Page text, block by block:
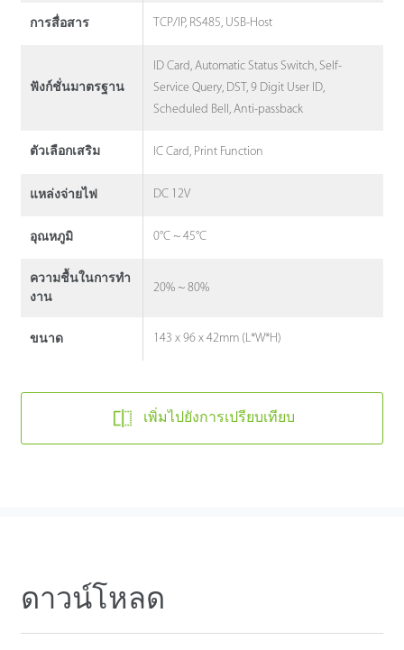
การสื่อสาร TCP/IP, RS485, USB-Host
ฟังก์ชั่นมาตรฐาน
ID Card, Automatic Status Switch, Self-
Service Query, DST, 9 Digit User ID,
Scheduled Bell, Anti-passback
ตัวเลือกเสริม IC Card, Print Function
แหล่งจ่ายไฟ DC 12V
อุณหภูมิ 0°C ~ 45°C
ความชื้นในการทํา
งาน
20% ~ 80%
ขนาด 143 x 96 x 42mm (L*W*H)
เพิ่มไปยังการเปรียบเทียบ
ดาวน์โหลด